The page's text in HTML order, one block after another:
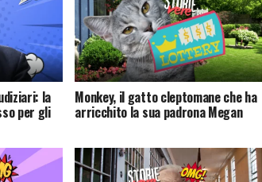
la
per gli
Monkey, il gatto cleptomane che ha
arricchito la sua padrona Megan